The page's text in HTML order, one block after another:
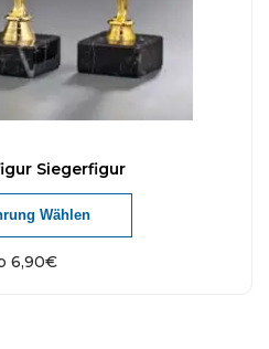
Siegerfigur
6,90€
Wählen